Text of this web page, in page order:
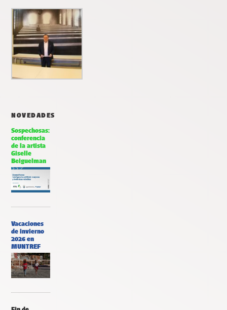
NOVEDADES
Sospechosas:
conferencia
de la artista
Giselle
Beiguelman
Vacaciones
de invierno
2026 en
MUNTREF